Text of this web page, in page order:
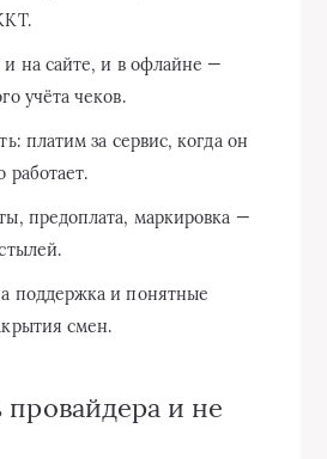
на сайте, и в офлайне —
учёта чеков.
платим за сервис, когда он
работает.
предоплата, маркировка —
поддержка и понятные
смен.
провайдера и не